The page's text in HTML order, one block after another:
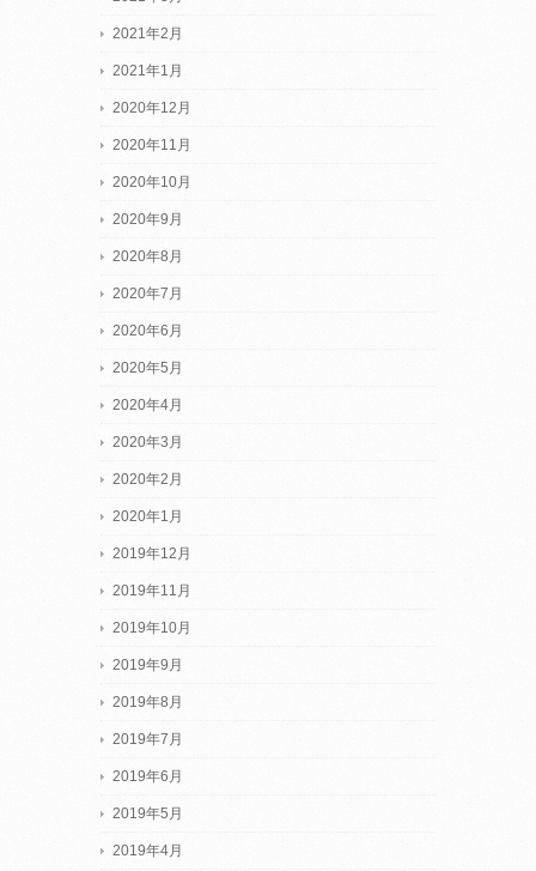
2021年2月
2021年1月
2020年12月
2020年11月
2020年10月
2020年9月
2020年8月
2020年7月
2020年6月
2020年5月
2020年4月
2020年3月
2020年2月
2020年1月
2019年12月
2019年11月
2019年10月
2019年9月
2019年8月
2019年7月
2019年6月
2019年5月
2019年4月